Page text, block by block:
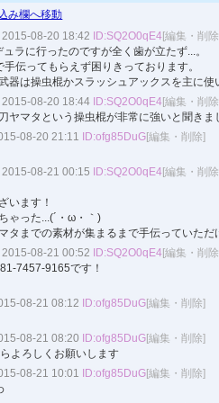
み欄へ移動
08-20 18:42 ID:SQ2O0qE4[編集・削
ラに行ったのですが全く歯が立たず...。
伝ってもらえず困りきっております。
器は操虫棍かスラッシュアックスを主に使
2015-08-20 18:44 ID:SQ2O0qE4[編集・削
ヤマタという操虫棍が非常に強いと聞き
08-20 21:11 ID:ofg85DuG[編集・削除]
08-21 00:15 ID:SQ2O0qE4[編集・削
います！
ゃった...(´・ω・｀)
タまでの素材が集まるまで手伝っていただ
08-21 00:52 ID:SQ2O0qE4[編集・削
7457-9165です！
08-21 08:12 ID:ofg85DuG[編集・削除]
08-21 08:20 ID:ofg85DuG[編集・削除]
よろしくお願いします
08-21 10:01 ID:ofg85DuG[編集・削除]